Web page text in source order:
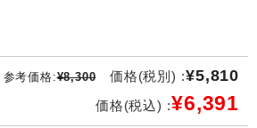
参考価格:¥8,300 価格(税別) :¥5,810
価格(税込) :¥6,391